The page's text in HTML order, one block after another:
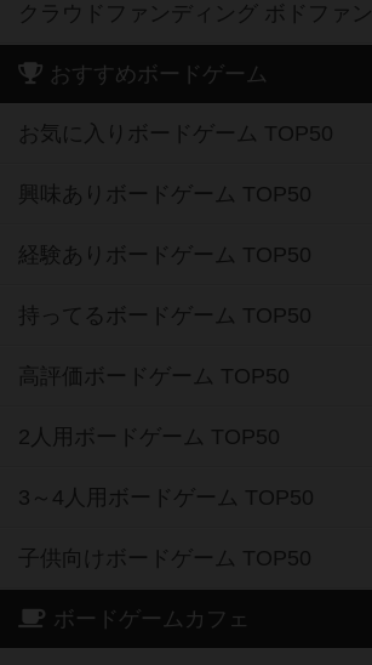
クラウドファンディング ボドファン
おすすめボードゲーム
お気に入りボードゲーム TOP50
興味ありボードゲーム TOP50
経験ありボードゲーム TOP50
持ってるボードゲーム TOP50
高評価ボードゲーム TOP50
2人用ボードゲーム TOP50
3～4人用ボードゲーム TOP50
子供向けボードゲーム TOP50
ボードゲームカフェ